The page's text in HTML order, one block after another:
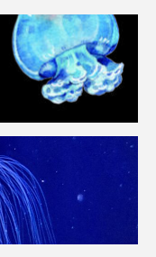
タカエビ
ゴ
ダイオウカサゴ
ゴガニ チヌ